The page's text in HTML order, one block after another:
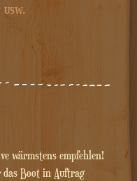
wärmstens empfehlen!
Boot in Auftrag